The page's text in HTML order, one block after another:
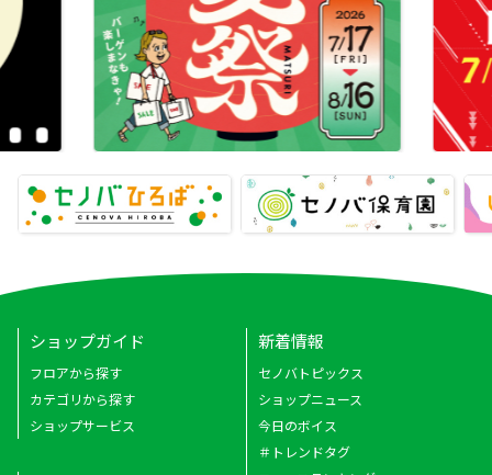
ショップガイド
フロアから探す
カテゴリから探す
ショップサービス
新着情報
セノバトピックス
ショップニュース
今日のボイス
＃トレンドタグ